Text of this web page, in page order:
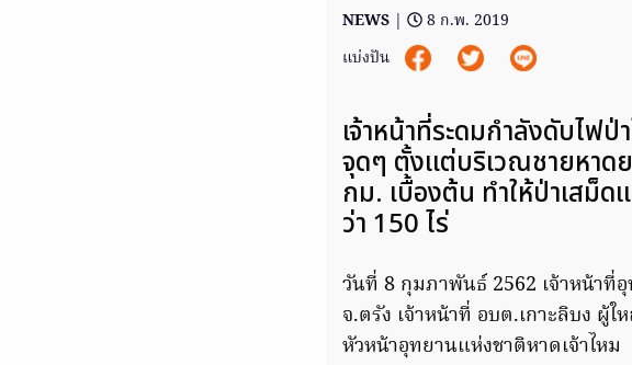
NEWS |
8 ก.พ. 2019
แบ่งปัน
เจ้าหน้าที่ระดมกำลังดับไฟ
จุดๆ ตั้งแต่บริเวณชายหาด
กม. เบื้องต้น ทำให้ป่าเสม็
ว่า 150 ไร่
วันที่ 8 กุมภาพันธ์ 2562 เจ้าหน้าที่
จ.ตรัง เจ้าหน้าที่ อบต.เกาะลิบง ผู้
หัวหน้าอุทยานแห่งชาติหาดเจ้าไหม